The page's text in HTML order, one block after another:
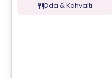
Oda & Kahvaltı